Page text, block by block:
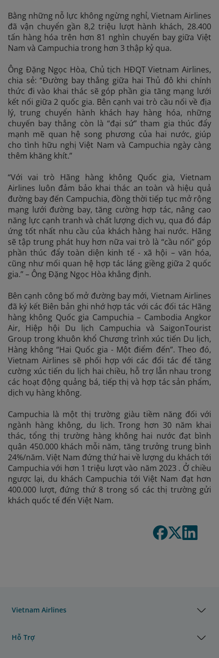
Bằng những nỗ lực không ngừng nghỉ, Vietnam Airlines
đã vận chuyển gần 8,2 triệu lượt hành khách, 28.400
tấn hàng hóa trên hơn 81 nghìn chuyến bay giữa Việt
Nam và Campuchia trong hơn 3 thập kỷ qua.
Ông Đặng Ngọc Hòa, Chủ tịch HĐQT Vietnam Airlines,
chia sẻ: “Đường bay thẳng giữa hai Thủ đô khi chính
thức đi vào khai thác sẽ góp phần gia tăng mạng lưới
kết nối giữa 2 quốc gia. Bên cạnh vai trò cầu nối về địa
lý, trung chuyển hành khách hay hàng hóa, những
chuyến bay thẳng còn là “đại sứ” tham gia thúc đẩy
mạnh mẽ quan hệ song phương của hai nước, giúp
cho tình hữu nghị Việt Nam và Campuchia ngày càng
thêm khăng khít.”
“Với vai trò Hãng hàng không Quốc gia, Vietnam
Airlines luôn đảm bảo khai thác an toàn và hiệu quả
đường bay đến Campuchia, đồng thời tiếp tục mở rộng
mạng lưới đường bay, tăng cường hợp tác, nâng cao
năng lực cạnh tranh và chất lượng dịch vụ, qua đó đáp
ứng tốt nhất nhu cầu của khách hàng hai nước. Hãng
sẽ tập trung phát huy hơn nữa vai trò là “cầu nối” góp
phần thúc đẩy toàn diện kinh tế - xã hội – văn hóa,
cũng như mối quan hệ hợp tác láng giềng giữa 2 quốc
gia.” – Ông Đặng Ngọc Hòa khẳng định.
Bên cạnh công bố mở đường bay mới, Vietnam Airlines
đã ký kết Biên bản ghi nhớ hợp tác với các đối tác Hãng
hàng không Quốc gia Campuchia – Cambodia Angkor
Air, Hiệp hội Du lịch Campuchia và SaigonTourist
Group trong khuôn khổ Chương trình xúc tiến Du lịch,
Hàng không “Hai Quốc gia - Một điểm đến”. Theo đó,
Vietnam Airlines sẽ phối hợp với các đối tác để tăng
cường xúc tiến du lịch hai chiều, hỗ trợ lẫn nhau trong
các hoạt động quảng bá, tiếp thị và hợp tác sản phẩm,
dịch vụ hàng không.
Campuchia là một thị trường giàu tiềm năng đối với
ngành hàng không, du lịch. Trong hơn 30 năm khai
thác, tổng thị trường hàng không hai nước đạt bình
quân 450.000 khách mỗi năm, tăng trưởng trung bình
24%/năm. Việt Nam đứng thứ hai về lượng du khách tới
Campuchia với hơn 1 triệu lượt vào năm 2023 . Ở chiều
ngược lại, du khách Campuchia tới Việt Nam đạt hơn
400.000 lượt, đứng thứ 8 trong số các thị trường gửi
khách quốc tế đến Việt Nam.
Vietnam Airlines
Hỗ Trợ